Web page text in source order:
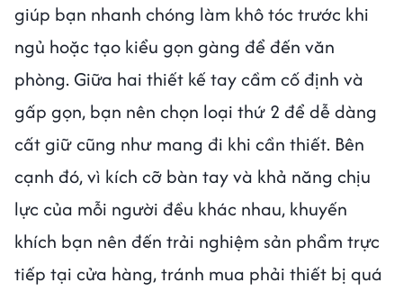
giúp bạn nhanh chóng làm khô tóc trước khi
ngủ hoặc tạo kiểu gọn gàng để đến văn
phòng. Giữa hai thiết kế tay cầm cố định và
gấp gọn, bạn nên chọn loại thứ 2 để dễ dàng
cất giữ cũng như mang đi khi cần thiết. Bên
cạnh đó, vì kích cỡ bàn tay và khả năng chịu
lực của mỗi người đều khác nhau, khuyến
khích bạn nên đến trải nghiệm sản phẩm trực
tiếp tại cửa hàng, tránh mua phải thiết bị quá